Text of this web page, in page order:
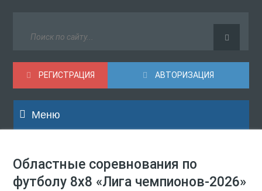
АВТОРИЗАЦИЯ
РЕГИСТРАЦИЯ
Меню
Областные соревнования по
футболу 8х8 «Лига чемпионов-2026»